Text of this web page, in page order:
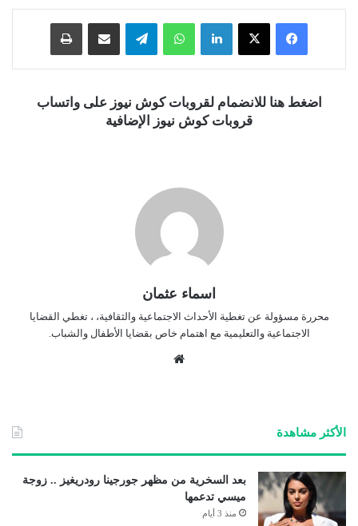
فيسبوك ‫X لينكدإن واتساب تيلقرام
اضغط هنا للانضمام لقروبات كوش نيوز على واتساب
قروبات كوش نيوز الإضافية
اسماء عثمان
محررة مسؤولة عن تغطية الأحداث الاجتماعية والثقافية، ، تغطي القضايا
الاجتماعية والتعليمية مع اهتمام خاص بقضايا الأطفال والشباب.
الأكثر مشاهدة
بعد السخرية من مظهر جورجينا رودريغيز .. زوجة
ميسي تدعمها
منذ 3 أيام